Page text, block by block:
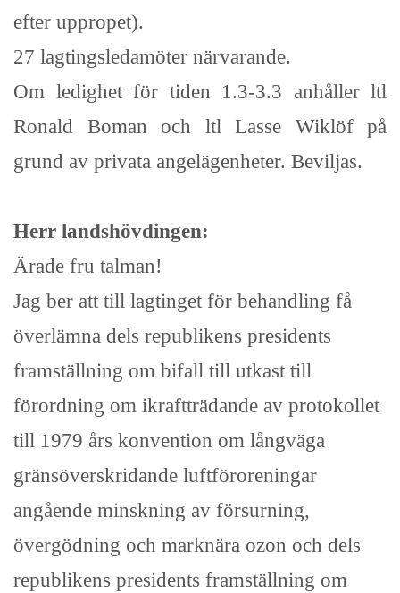
efter uppropet).
27 lagtingsledamöter närvarande.
Om ledighet för tiden 1.3-3.3 anhåller ltl
Ronald Boman och ltl Lasse Wiklöf på
grund av privata angelägenheter. Beviljas.
Herr landshövdingen:
Ärade fru talman!
Jag ber att till lagtinget för behandling få
överlämna dels republikens presidents
framställning om bifall till utkast till
förordning om ikraftträdande av protokollet
till 1979 års konvention om långväga
gränsöverskridande luftföroreningar
angående minskning av försurning,
övergödning och marknära ozon och dels
republikens presidents framställning om